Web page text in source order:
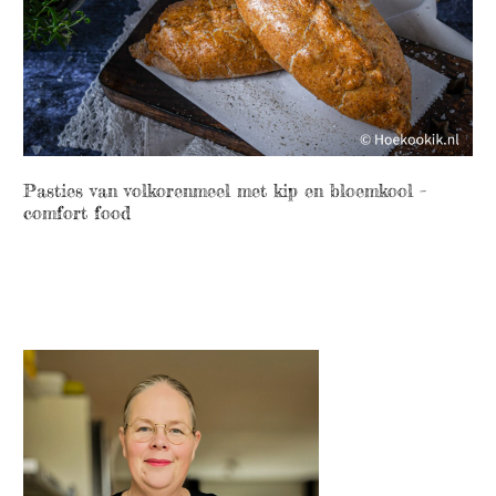
Pasties van volkorenmeel met kip en bloemkool –
comfort food